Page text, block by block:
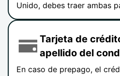
Unido, debes traer ambas
Tarjeta de
apellido del
En caso de prepago, el